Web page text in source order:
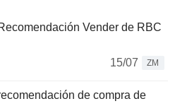
Vender de RBC
15/07
ZM
de compra de